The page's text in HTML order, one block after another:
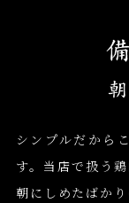
シンプルだから
す。当店で扱う
朝にしめたばか